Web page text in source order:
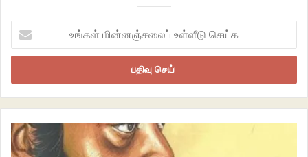
மின்னஞ்சலைப்
உள்ளீடு